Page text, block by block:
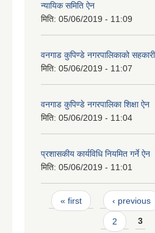
न्यायिक समिति ऐन
मिति: 05/06/2019 - 11:09
वनगाड कुपिण्डे नगरपालिकाको
मिति: 05/06/2019 - 11:07
वनगाड कुपिण्डे नगरपालिका शिक्षा ऐन
मिति: 05/06/2019 - 11:04
प्रशासकीय कार्यविधि नियमित गर्ने ऐन
मिति: 05/06/2019 - 11:01
Pages
« first ‹ previous
2 3